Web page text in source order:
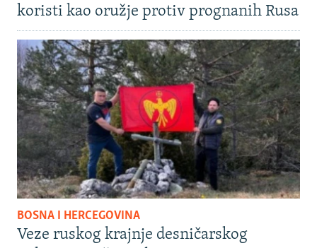
koristi kao oružje protiv prognanih Rusa
BOSNA I HERCEGOVINA
Veze ruskog krajnje desničarskog